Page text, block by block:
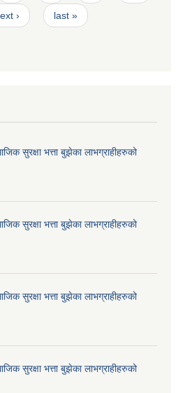
› last »
सुरक्षा भत्ता बुझेका लाभग्राहीहरुको
सुरक्षा भत्ता बुझेका लाभग्राहीहरुको
सुरक्षा भत्ता बुझेका लाभग्राहीहरुको
सुरक्षा भत्ता बुझेका लाभग्राहीहरुको